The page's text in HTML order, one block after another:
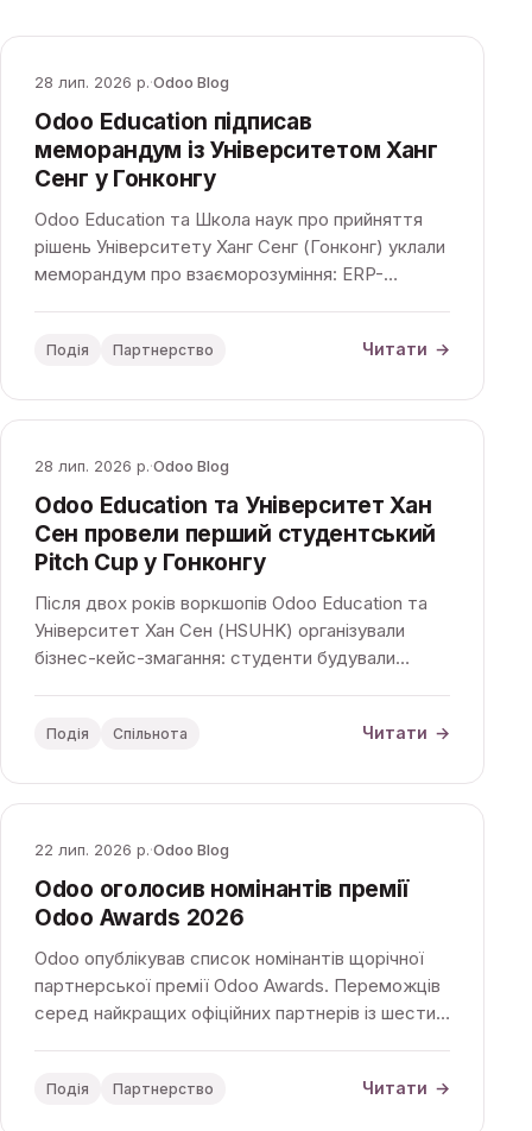
28 лип. 2026 р.·Odoo Blog
Odoo Education підписав
меморандум із Університетом Ханг
Сенг у Гонконгу
Odoo Education та Школа наук про прийняття
рішень Університету Ханг Сенг (Гонконг) уклали
меморандум про взаєморозуміння: ERP-
Подія Партнерство Читати →
28 лип. 2026 р.·Odoo Blog
Odoo Education та Університет Хан
Сен провели перший студентський
Pitch Cup у Гонконгу
Після двох років воркшопів Odoo Education та
Університет Хан Сен (HSUHK) організували
бізнес-кейс-змагання: студенти будували
APAC.
Подія Спільнота Читати →
22 лип. 2026 р.·Odoo Blog
Odoo оголосив номінантів премії
Odoo Awards 2026
Odoo опублікував список номінантів щорічної
партнерської премії Odoo Awards. Переможців
серед найкращих офіційних партнерів із шести
Подія Партнерство Читати →